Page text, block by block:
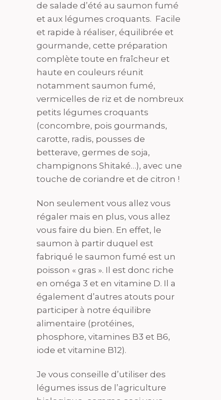
de salade d’été au saumon fumé
et aux légumes croquants. Facile
et rapide à réaliser, équilibrée et
gourmande, cette préparation
complète toute en fraîcheur et
haute en couleurs réunit
notamment saumon fumé,
vermicelles de riz et de nombreux
petits légumes croquants
(concombre, pois gourmands,
carotte, radis, pousses de
betterave, germes de soja,
champignons Shitaké…), avec une
touche de coriandre et de citron !
Non seulement vous allez vous
régaler mais en plus, vous allez
vous faire du bien. En effet, le
saumon à partir duquel est
fabriqué le saumon fumé est un
poisson « gras ». Il est donc riche
en oméga 3 et en vitamine D. Il a
également d’autres atouts pour
participer à notre équilibre
alimentaire (protéines,
phosphore, vitamines B3 et B6,
iode et vitamine B12).
Je vous conseille d’utiliser des
légumes issus de l’agriculture